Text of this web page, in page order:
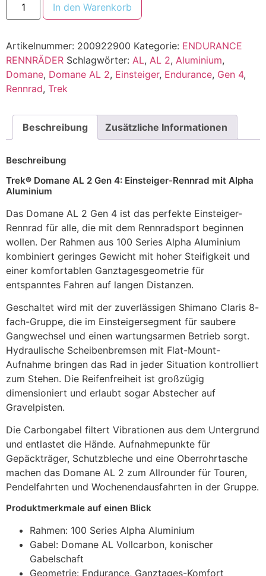
In den Warenkorb
Artikelnummer: 200922900 Kategorie: ENDURANCE
RENNRÄDER Schlagwörter: AL, AL 2, Aluminium,
Domane, Domane AL 2, Einsteiger, Endurance, Gen 4,
Rennrad, Trek
Beschreibung Zusätzliche Informationen
Beschreibung
Trek® Domane AL 2 Gen 4: Einsteiger-Rennrad mit Alpha
Aluminium
Das Domane AL 2 Gen 4 ist das perfekte Einsteiger-
Rennrad für alle, die mit dem Rennradsport beginnen
wollen. Der Rahmen aus 100 Series Alpha Aluminium
kombiniert geringes Gewicht mit hoher Steifigkeit und
einer komfortablen Ganztagesgeometrie für
entspanntes Fahren auf langen Distanzen.
Geschaltet wird mit der zuverlässigen Shimano Claris 8-
fach-Gruppe, die im Einsteigersegment für saubere
Gangwechsel und einen wartungsarmen Betrieb sorgt.
Hydraulische Scheibenbremsen mit Flat-Mount-
Aufnahme bringen das Rad in jeder Situation kontrolliert
zum Stehen. Die Reifenfreiheit ist großzügig
dimensioniert und erlaubt sogar Abstecher auf
Gravelpisten.
Die Carbongabel filtert Vibrationen aus dem Untergrund
und entlastet die Hände. Aufnahmepunkte für
Gepäckträger, Schutzbleche und eine Oberrohrtasche
machen das Domane AL 2 zum Allrounder für Touren,
Pendelfahrten und Wochenendausfahrten in der Gruppe.
Produktmerkmale auf einen Blick
Rahmen: 100 Series Alpha Aluminium
Gabel: Domane AL Vollcarbon, konischer
Gabelschaft
Geometrie: Endurance, Ganztages-Komfort